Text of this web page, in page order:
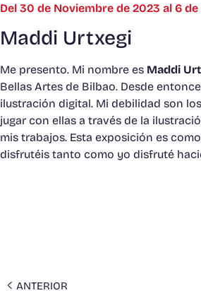
Del 30 de Noviembre de 2023 al 6
Maddi Urtxegi
Me presento. Mi nombre es Maddi
Bellas Artes de Bilbao. Desde
ilustración digital. Mi debilidad son
jugar con ellas a través de la
mis trabajos. Esta exposición es
disfrutéis tanto como yo disfruté
ANTERIOR